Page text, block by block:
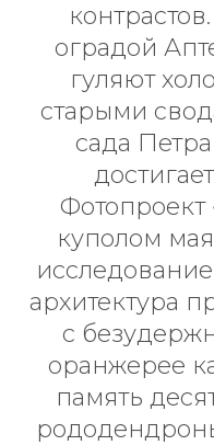
оградой
гуляют
старыми
сада
куполом
архитектура
с
оранжерее
память